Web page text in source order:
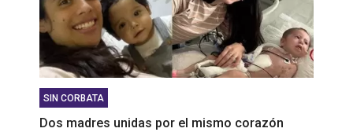
SIN CORBATA
Dos madres unidas por el mismo corazón